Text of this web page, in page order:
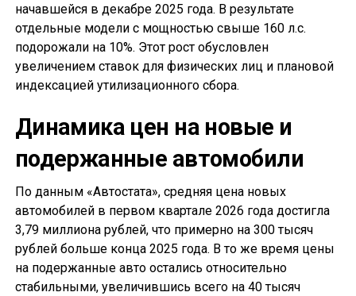
начавшейся в декабре 2025 года. В результате
отдельные модели с мощностью свыше 160 л.с.
подорожали на 10%. Этот рост обусловлен
увеличением ставок для физических лиц и плановой
индексацией утилизационного сбора.
Динамика цен на новые и
подержанные автомобили
По данным «Автостата», средняя цена новых
автомобилей в первом квартале 2026 года достигла
3,79 миллиона рублей, что примерно на 300 тысяч
рублей больше конца 2025 года. В то же время цены
на подержанные авто остались относительно
стабильными, увеличившись всего на 40 тысяч